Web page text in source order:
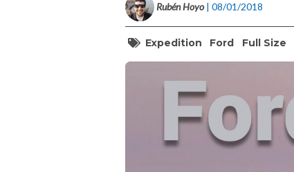
Rubén Hoyo | 08/01/2018
Expedition Ford Full Size